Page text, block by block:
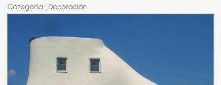
Categoría: Decoración